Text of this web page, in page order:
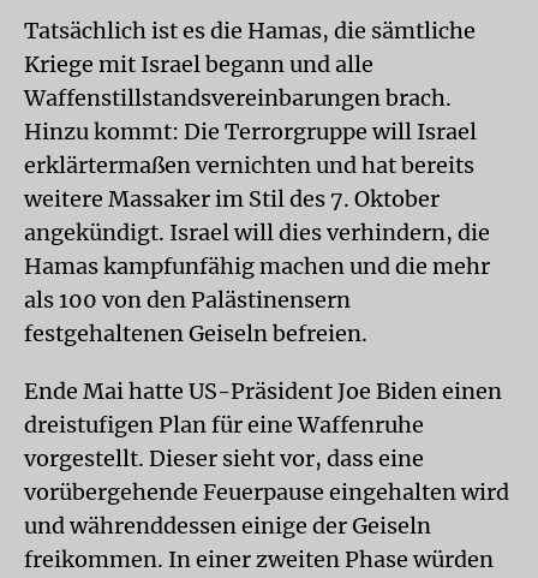
Tatsächlich ist es die Hamas, die sämtliche
Kriege mit Israel begann und alle
Waffenstillstandsvereinbarungen brach.
Hinzu kommt: Die Terrorgruppe will Israel
erklärtermaßen vernichten und hat bereits
weitere Massaker im Stil des 7. Oktober
angekündigt. Israel will dies verhindern, die
Hamas kampfunfähig machen und die mehr
als 100 von den Palästinensern
festgehaltenen Geiseln befreien.
Ende Mai hatte US-Präsident Joe Biden einen
dreistufigen Plan für eine Waffenruhe
vorgestellt. Dieser sieht vor, dass eine
vorübergehende Feuerpause eingehalten wird
und währenddessen einige der Geiseln
freikommen. In einer zweiten Phase würden